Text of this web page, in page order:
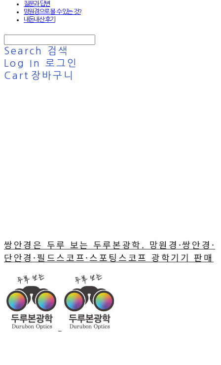
질문과 답변
망원경으로 볼 수 있는 것?
내돈내산 후기
Search
검색
Log In
로그인
Cart 장바구니
쌍안경은 두루 보는 두루본광학. 망원경·쌍안경·
단안경·필드스코프·스포팅스코프 광학기기 판매